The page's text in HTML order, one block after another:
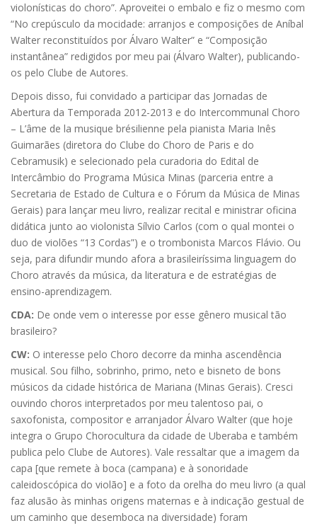
violonísticas do choro”. Aproveitei o embalo e fiz o mesmo com
“No crepúsculo da mocidade: arranjos e composições de Aníbal
Walter reconstituídos por Álvaro Walter” e “Composição
instantânea” redigidos por meu pai (Álvaro Walter), publicando-
os pelo Clube de Autores.
Depois disso, fui convidado a participar das Jornadas de
Abertura da Temporada 2012-2013 e do Intercommunal Choro
– L’âme de la musique brésilienne pela pianista Maria Inês
Guimarães (diretora do Clube do Choro de Paris e do
Cebramusik) e selecionado pela curadoria do Edital de
Intercâmbio do Programa Música Minas (parceria entre a
Secretaria de Estado de Cultura e o Fórum da Música de Minas
Gerais) para lançar meu livro, realizar recital e ministrar oficina
didática junto ao violonista Sílvio Carlos (com o qual montei o
duo de violões “13 Cordas”) e o trombonista Marcos Flávio. Ou
seja, para difundir mundo afora a brasileiríssima linguagem do
Choro através da música, da literatura e de estratégias de
ensino-aprendizagem.
CDA: De onde vem o interesse por esse gênero musical tão
brasileiro?
CW: O interesse pelo Choro decorre da minha ascendência
musical. Sou filho, sobrinho, primo, neto e bisneto de bons
músicos da cidade histórica de Mariana (Minas Gerais). Cresci
ouvindo choros interpretados por meu talentoso pai, o
saxofonista, compositor e arranjador Álvaro Walter (que hoje
integra o Grupo Chorocultura da cidade de Uberaba e também
publica pelo Clube de Autores). Vale ressaltar que a imagem da
capa [que remete à boca (campana) e à sonoridade
caleidoscópica do violão] e a foto da orelha do meu livro (a qual
faz alusão às minhas origens maternas e à indicação gestual de
um caminho que desemboca na diversidade) foram